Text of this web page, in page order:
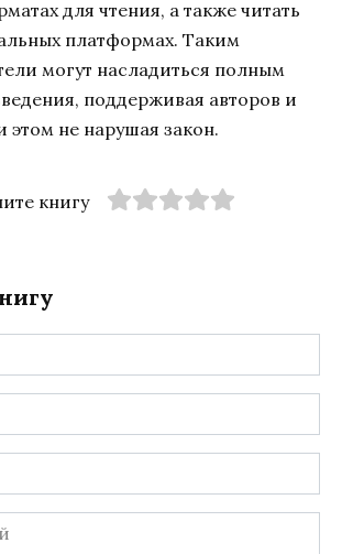
для чтения, а также читать
платформах. Таким
могут насладиться полным
поддерживая авторов и
этом не нарушая закон.
книгу